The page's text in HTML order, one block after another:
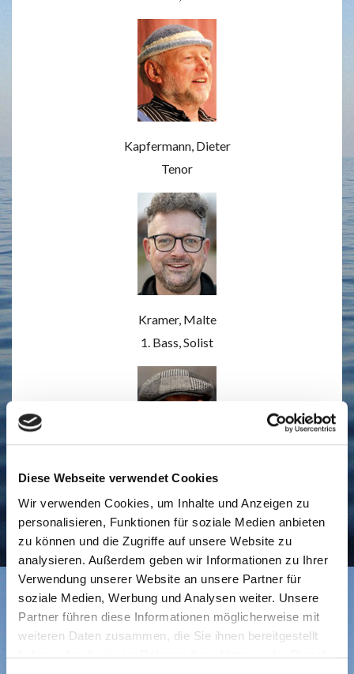
Diese Webseite verwendet Cookies
Wir verwenden Cookies, um Inhalte und Anzeigen zu
personalisieren, Funktionen für soziale Medien anbieten
zu können und die Zugriffe auf unsere Website zu
analysieren. Außerdem geben wir Informationen zu Ihrer
Verwendung unserer Website an unsere Partner für
soziale Medien, Werbung und Analysen weiter. Unsere
Partner führen diese Informationen möglicherweise mit
weiteren Daten zusammen, die Sie ihnen bereitgestellt
Kapfermann, Dieter
Tenor
Kramer, Malte
1. Bass, Solist
2. Bass, Solist